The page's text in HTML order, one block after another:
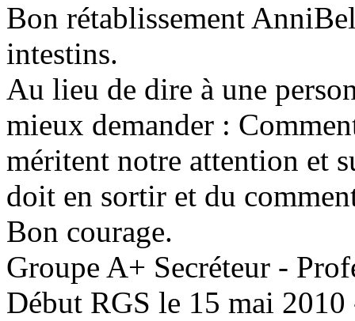
Bon rétablissement
intestins.
Au lieu de dire à une
mieux demander :
méritent notre attention et
doit en sortir et du
Bon courage.
Groupe A+ Secréteur -
Début RGS le 15 mai